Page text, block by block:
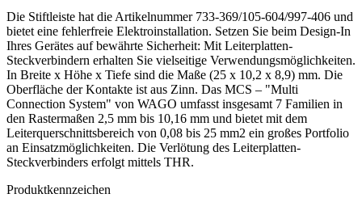
Die Stiftleiste hat die Artikelnummer 733-369/105-604/997-406 und
bietet eine fehlerfreie Elektroinstallation. Setzen Sie beim Design-In
Ihres Gerätes auf bewährte Sicherheit: Mit Leiterplatten-
Steckverbindern erhalten Sie vielseitige Verwendungsmöglichkeiten.
In Breite x Höhe x Tiefe sind die Maße (25 x 10,2 x 8,9) mm. Die
Oberfläche der Kontakte ist aus Zinn. Das MCS – "Multi
Connection System" von WAGO umfasst insgesamt 7 Familien in
den Rastermaßen 2,5 mm bis 10,16 mm und bietet mit dem
Leiterquerschnittsbereich von 0,08 bis 25 mm2 ein großes Portfolio
an Einsatzmöglichkeiten. Die Verlötung des Leiterplatten-
Steckverbinders erfolgt mittels THR.
Produktkennzeichen